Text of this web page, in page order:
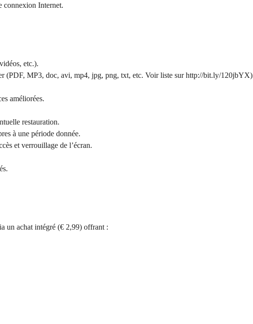
connexion Internet.
etc.).
(PDF, MP3, doc, avi, mp4, jpg, png, txt, etc. Voir liste sur http://bit.ly/
améliorées.
restauration.
à une période donnée.
et verrouillage de l’écran.
un achat intégré (€ 2,99) offrant :